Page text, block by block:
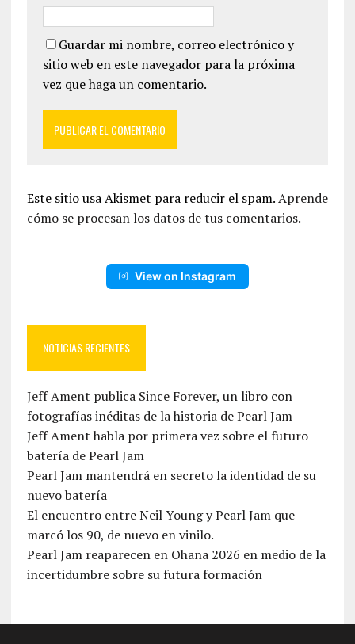
Guardar mi nombre, correo electrónico y
sitio web en este navegador para la próxima
vez que haga un comentario.
Este sitio usa Akismet para reducir el spam.Aprende
cómo se procesan los datos de tus comentarios.
View on Instagram
NOTICIAS RECIENTES
Jeff Ament publica Since Forever, un libro con
fotografías inéditas de la historia de Pearl Jam
Jeff Ament habla por primera vez sobre el futuro
batería de Pearl Jam
Pearl Jam mantendrá en secreto la identidad de su
nuevo batería
El encuentro entre Neil Young y Pearl Jam que
marcó los 90, de nuevo en vinilo.
Pearl Jam reaparecen en Ohana 2026 en medio de la
incertidumbre sobre su futura formación